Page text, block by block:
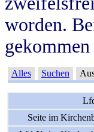
worden.
Alles Suchen
Seite im